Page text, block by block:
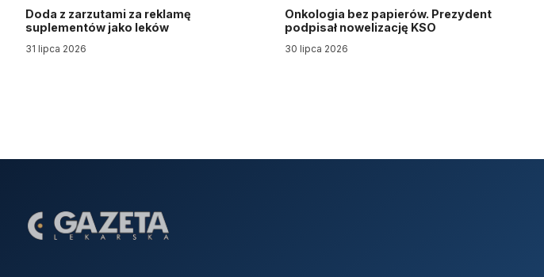
Doda z zarzutami za reklamę
suplementów jako leków
31 lipca 2026
Onkologia bez papierów. Prezydent
podpisał nowelizację KSO
30 lipca 2026